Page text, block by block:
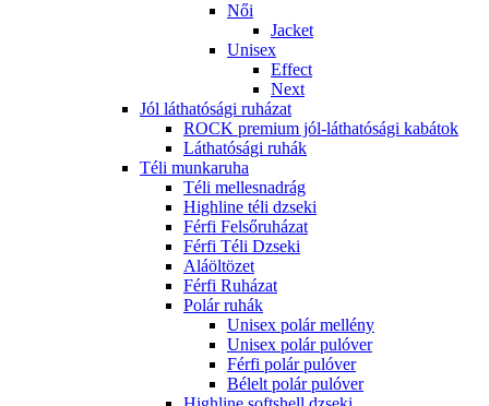
Női
Jacket
Unisex
Effect
Next
Jól láthatósági ruházat
ROCK premium jól-láthatósági kabátok
Láthatósági ruhák
Téli munkaruha
Téli mellesnadrág
Highline téli dzseki
Férfi Felsőruházat
Férfi Téli Dzseki
Aláöltözet
Férfi Ruházat
Polár ruhák
Unisex polár mellény
Unisex polár pulóver
Férfi polár pulóver
Bélelt polár pulóver